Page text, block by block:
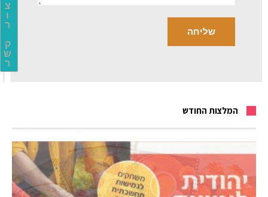
צ
ו
ר
ק
ש
ר
המלצות החודש